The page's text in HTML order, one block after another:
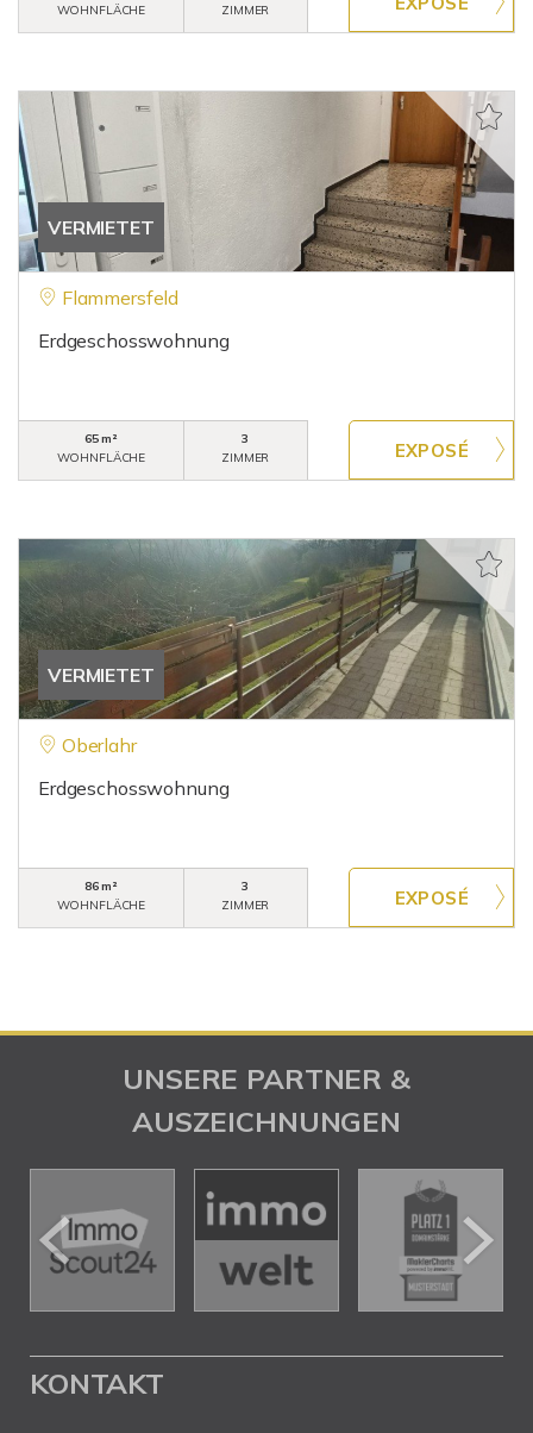
WOHNFLÄCHE
ZIMMER
VERMIETET
Flammersfeld
Erdgeschosswohnung
65 m²
WOHNFLÄCHE
3
ZIMMER
VERMIETET
Oberlahr
Erdgeschosswohnung
86 m²
WOHNFLÄCHE
3
ZIMMER
UNSERE PARTNER &
AUSZEICHNUNGEN
KONTAKT